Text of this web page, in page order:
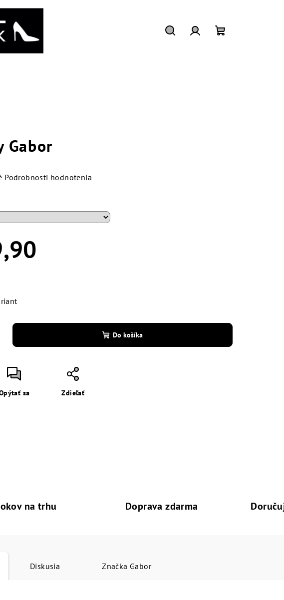
Gabor
Podrobnosti hodnotenia
Do košíka
sa Zdieľať
na trhu Doprava zdarma
Diskusia Značka Gabor